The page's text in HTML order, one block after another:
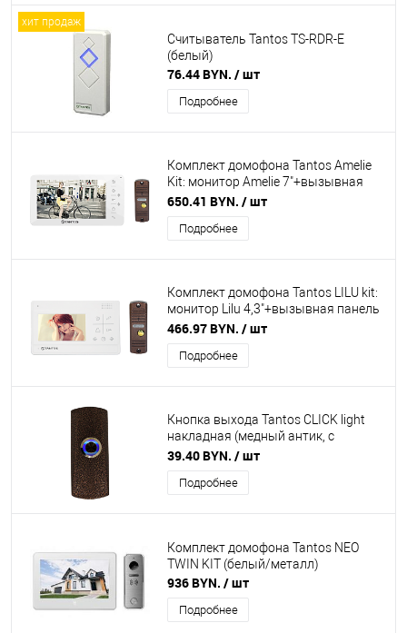
хит продаж
Считыватель Tantos TS-RDR-E
(белый)
76.44 BYN. / шт
Подробнее
Комплект домофона Tantos Amelie
Kit: монитор Amelie 7"+вызывная
панель Walle (белый/медь)
650.41 BYN. / шт
Подробнее
Комплект домофона Tantos LILU kit:
монитор Lilu 4,3"+вызывная панель
Walle (белый/медь)
466.97 BYN. / шт
Подробнее
Кнопка выхода Tantos CLICK light
накладная (медный антик, с
подсветкой)
39.40 BYN. / шт
Подробнее
Комплект домофона Tantos NEO
TWIN KIT (белый/металл)
936 BYN. / шт
Подробнее